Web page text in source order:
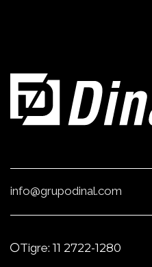
info@grupodinal.com
Tigre: 11 2722-1280